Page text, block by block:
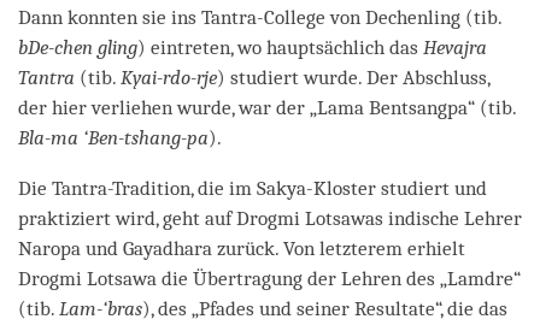
Dann konnten sie ins Tantra-College von Dechenling (tib.
bDe-chen gling) eintreten, wo hauptsächlich das Hevajra
Tantra (tib. Kyai-rdo-rje) studiert wurde. Der Abschluss,
der hier verliehen wurde, war der „Lama Bentsangpa“ (tib.
Bla-ma ‘Ben-tshang-pa).
Die Tantra-Tradition, die im Sakya-Kloster studiert und
praktiziert wird, geht auf Drogmi Lotsawas indische Lehrer
Naropa und Gayadhara zurück. Von letzterem erhielt
Drogmi Lotsawa die Übertragung der Lehren des „Lamdre“
(tib. Lam-‘bras), des „Pfades und seiner Resultate“, die das